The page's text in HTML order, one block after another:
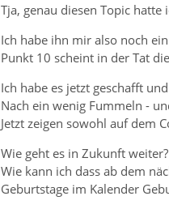
Tja, genau diesen Topic
Ich habe ihn mir also noch
Punkt 10 scheint in der Tat
Ich habe es jetzt geschafft
Nach ein wenig Fummeln -
Jetzt zeigen sowohl auf dem
Wie geht es in Zukunft weiter?
Wie kann ich dass ab dem
Geburtstage im Kalender